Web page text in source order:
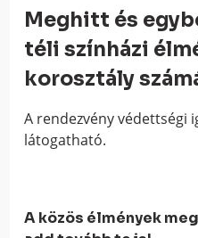
Meghitt és
téli színházi
korosztály
A rendezvény védettségi
látogatható.
A közös élmények